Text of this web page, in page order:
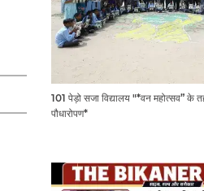
101 पेड़ो सजा विद्यालय "*वन महोत्सव” के
पौधारोपण*